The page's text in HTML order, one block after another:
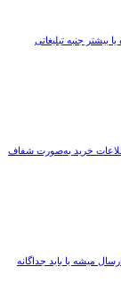
بیشتر جنبه تبلیغاتی
خرید به‌صورت شفاف
میشه یا باید جداگانه